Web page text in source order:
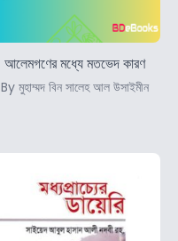
আলেমগণের মধ্যে মতভেদ কারণ
By মুহাম্মদ বিন সালেহ আল উসাইমীন